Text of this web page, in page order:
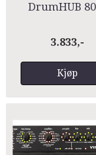
DrumHUB
3.833,-
Kjøp